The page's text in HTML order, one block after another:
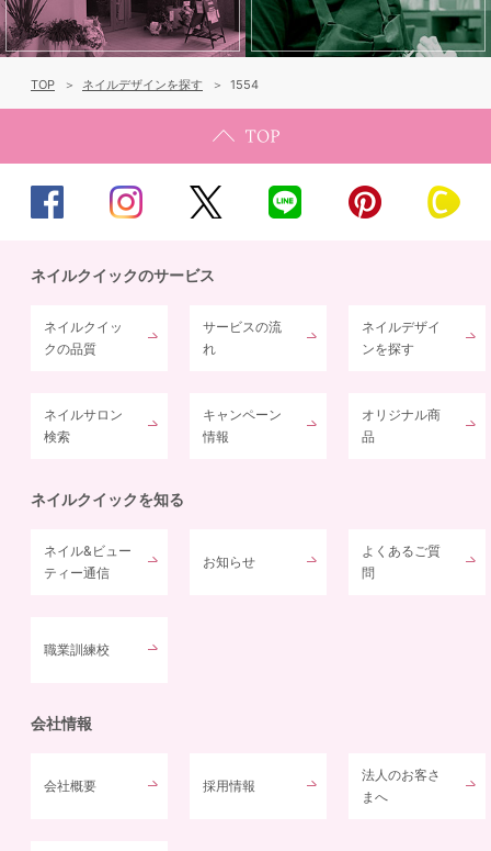
TOP ネイルデザインを探す 1554
ネイルクイックのサービス
ネイルクイッ
クの品質
サービスの流
れ
ネイルデザイ
ンを探す
ネイルサロン
検索
キャンペーン
情報
オリジナル商
品
ネイルクイックを知る
ネイル&ビュー
ティー通信
お知らせ
よくあるご質
問
職業訓練校
会社情報
会社概要 採用情報
法人のお客さ
まへ